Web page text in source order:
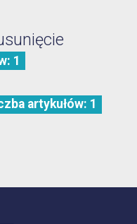
1
artykułów: 1